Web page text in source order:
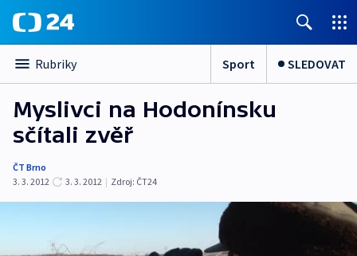
Rubriky Sport SLEDOVAT
Myslivci na Hodonínsku
sčítali zvěř
ČT Brno
3. 3. 2012
3. 3. 2012 | Zdroj: ČT24